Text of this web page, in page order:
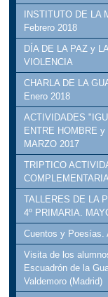
INSTITUTO DE LA
Febrero 2018
DÍA DE LA PAZ y
VIOLENCIA
CHARLA DE LA
Enero 2018
ACTIVIDADES
ENTRE HOMBRE
MARZO 2017
TRIPTICO
TALLERES DE LA
4º PRIMARIA.
Cuentos y Poesías.
Visita de los
Escuadrón de la
Valdemoro (Madrid)